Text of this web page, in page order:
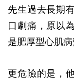
先生過去長期
口劇痛，原以
是肥厚型心肌病
更危險的是，